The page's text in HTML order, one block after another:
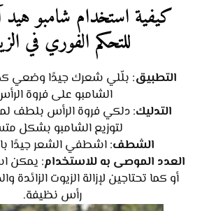
كيفية استخدام شامبو هيد
للتحكم الفوري في
التطبيق: بلّلي شعرك جيدًا وضعي
الشامبو على فروة
التدليك
لتوزيع الشامبو بشكل
الشطف: اشطفي الشعر جيدًا
العدد الموصى به للاستخدام: يمكن
أو كما تحتاجين لإزالة الزيوت الزائدة
رأس نظيفة.